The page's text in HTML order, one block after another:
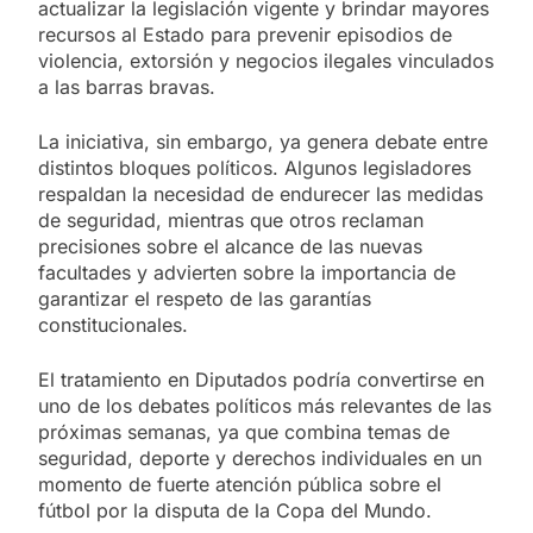
actualizar la legislación vigente y brindar mayores
recursos al Estado para prevenir episodios de
violencia, extorsión y negocios ilegales vinculados
a las barras bravas.
La iniciativa, sin embargo, ya genera debate entre
distintos bloques políticos. Algunos legisladores
respaldan la necesidad de endurecer las medidas
de seguridad, mientras que otros reclaman
precisiones sobre el alcance de las nuevas
facultades y advierten sobre la importancia de
garantizar el respeto de las garantías
constitucionales.
El tratamiento en Diputados podría convertirse en
uno de los debates políticos más relevantes de las
próximas semanas, ya que combina temas de
seguridad, deporte y derechos individuales en un
momento de fuerte atención pública sobre el
fútbol por la disputa de la Copa del Mundo.